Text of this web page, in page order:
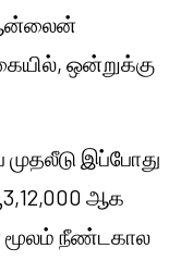
ஒன்றுக்கு
இப்போது
ஆக
மூலம் நீண்டகால